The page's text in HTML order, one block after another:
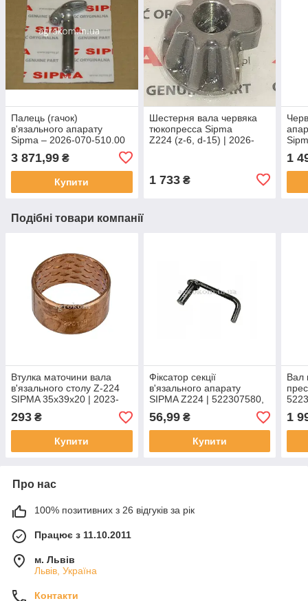
Палець (гачок)
в'язального апарату
Sipma – 2026-070-510.00
3 871,99 ₴
Купити
Шестерня вала червяка
тюкопресса Sipma
Z224 (z-6, d-15) | 2026-
1 733₴
1
Подібні товари компанії
Втулка маточини вала
в'язального столу Z-224
SIPMA 35х39х20 | 2023-
070-182.00
293 ₴
Купити
Фіксатор секції
в'язального апарату
SIPMA Z224 | 522307580,
2023-070-580.00
56,99₴
Купити
Вал
1
Про нас
100% позитивних з 26 відгуків за рік
Працює з 11.10.2011
м. Львів
Львів, Україна
Контакти